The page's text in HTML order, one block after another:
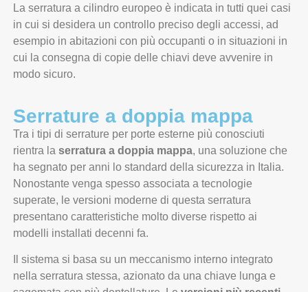
La serratura a cilindro europeo è indicata in tutti quei casi
in cui si desidera un controllo preciso degli accessi, ad
esempio in abitazioni con più occupanti o in situazioni in
cui la consegna di copie delle chiavi deve avvenire in
modo sicuro.
Serrature a doppia mappa
Tra i tipi di serrature per porte esterne più conosciuti
rientra la serratura a doppia mappa, una soluzione che
ha segnato per anni lo standard della sicurezza in Italia.
Nonostante venga spesso associata a tecnologie
superate, le versioni moderne di questa serratura
presentano caratteristiche molto diverse rispetto ai
modelli installati decenni fa.
Il sistema si basa su un meccanismo interno integrato
nella serratura stessa, azionato da una chiave lunga e